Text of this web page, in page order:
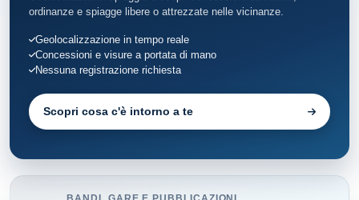
ordinanze e spiagge libere o attrezzate nelle vicinanze.
Geolocalizzazione in tempo reale
Concessioni e visure a portata di mano
Nessuna registrazione richiesta
Scopri cosa c'è intorno a te
BANDI, GARE E PUBBLICAZIONI